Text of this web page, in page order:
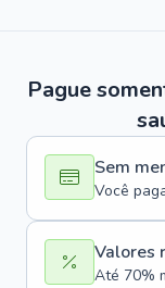
Pague
Sem
Você
Valores
Até 70%